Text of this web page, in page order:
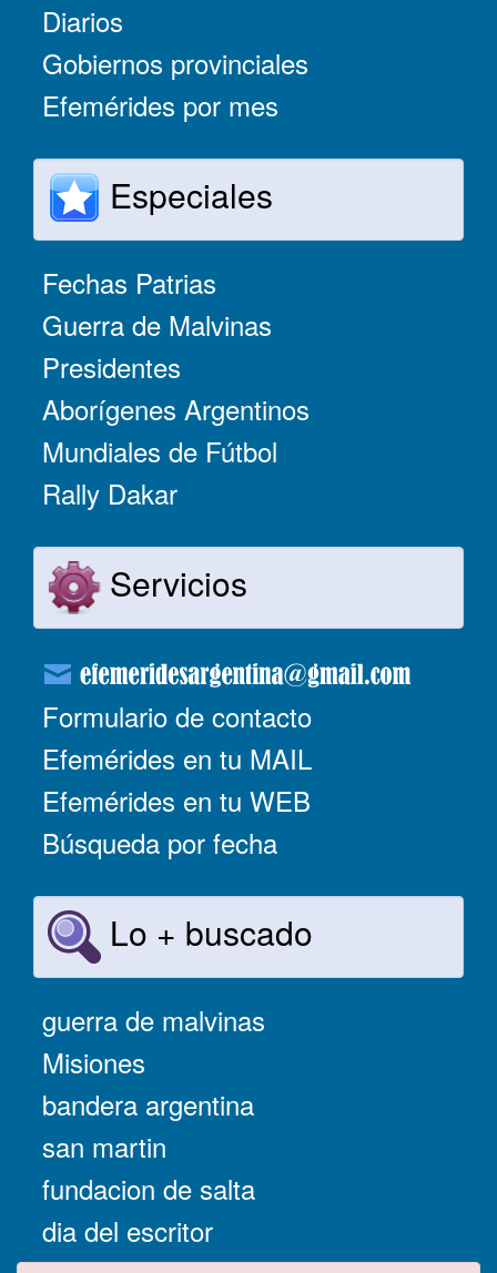
Diarios
Gobiernos provinciales
Efemérides por mes
Especiales
Fechas Patrias
Guerra de Malvinas
Presidentes
Aborígenes Argentinos
Mundiales de Fútbol
Rally Dakar
Servicios
Formulario de contacto
Efemérides en tu MAIL
Efemérides en tu WEB
Búsqueda por fecha
Lo + buscado
guerra de malvinas
Misiones
bandera argentina
san martin
fundacion de salta
dia del escritor